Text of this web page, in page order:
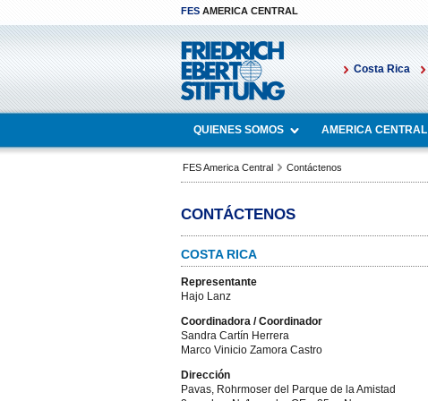
FES AMERICA CENTRAL
Costa Rica
QUIENES SOMOS AMERICA CENTRAL
FES America Central Contáctenos
CONTÁCTENOS
COSTA RICA
Representante
Hajo Lanz
Coordinadora / Coordinador
Sandra Cartín Herrera
Marco Vinicio Zamora Castro
Dirección
Pavas, Rohrmoser del Parque de la Amistad